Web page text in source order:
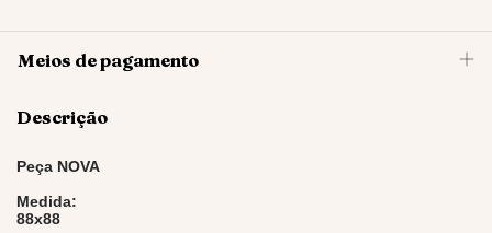
Meios de pagamento
Descrição
Peça NOVA
Medida:
88x88